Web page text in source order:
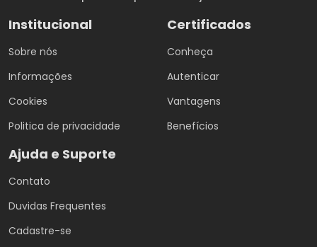
Institucional
Sobre nós
Informações
Cookies
Politica de privacidade
Certificados
Conheça
Autenticar
Vantagens
Benefícios
Ajuda e Suporte
Contato
Duvidas Frequentes
Cadastre-se